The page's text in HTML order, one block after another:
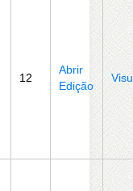
12
Abrir
Edição